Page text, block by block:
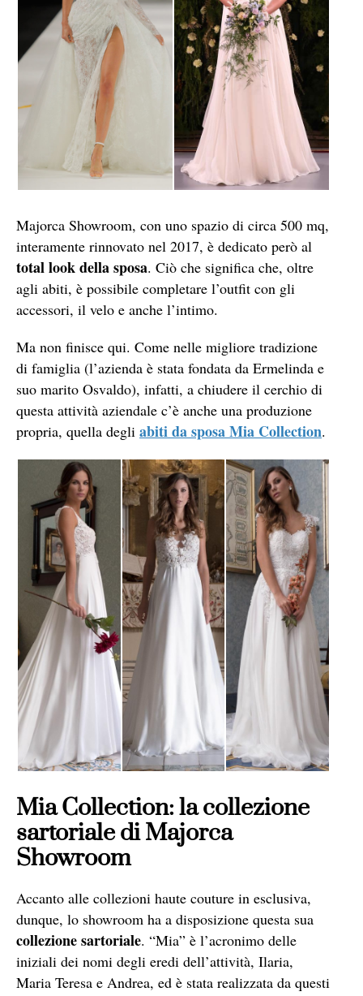
Majorca Showroom, con uno spazio di circa 500 mq,
interamente rinnovato nel 2017, è dedicato però al
total look della sposa. Ciò che significa che, oltre
agli abiti, è possibile completare l’outfit con gli
accessori, il velo e anche l’intimo.
Ma non finisce qui. Come nelle migliore tradizione
di famiglia (l’azienda è stata fondata da Ermelinda e
suo marito Osvaldo), infatti, a chiudere il cerchio di
questa attività aziendale c’è anche una produzione
propria, quella degli abiti da sposa Mia Collection.
Mia Collection: la collezione
sartoriale di Majorca
Showroom
Accanto alle collezioni haute couture in esclusiva,
dunque, lo showroom ha a disposizione questa sua
collezione sartoriale. “Mia” è l’acronimo delle
iniziali dei nomi degli eredi dell’attività, Ilaria,
Maria Teresa e Andrea, ed è stata realizzata da questi